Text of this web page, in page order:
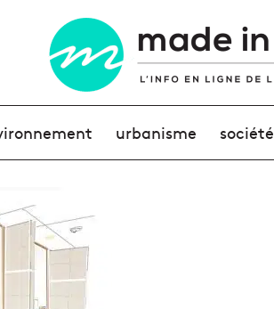
urbanisme société